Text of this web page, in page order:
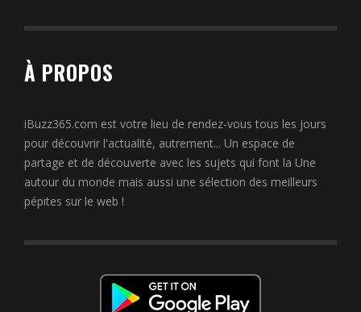
À PROPOS
iBuzz365.com est votre lieu de rendez-vous tous les jours
pour découvrir l'actualité, autrement... Un espace de
partage et de découverte avec les sujets qui font la Une
autour du monde mais aussi une sélection des meilleurs
pépites sur le web !